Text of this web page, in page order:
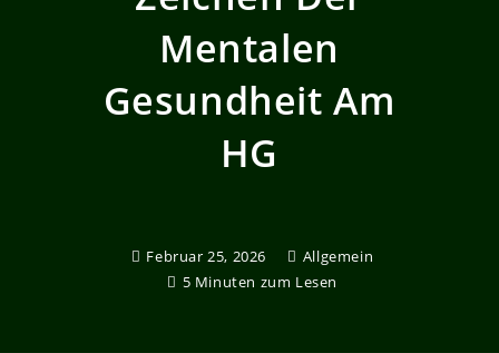
Mentalen
Gesundheit Am
HG
Februar 25, 2026
Allgemein
5 Minuten zum Lesen